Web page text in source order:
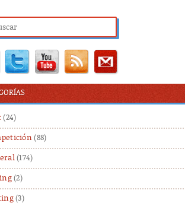
(24)
(88)
(174)
(2)
(3)